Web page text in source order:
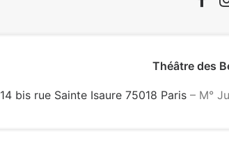
Théâtre des
14 bis rue Sainte Isaure 75018 Paris – M°